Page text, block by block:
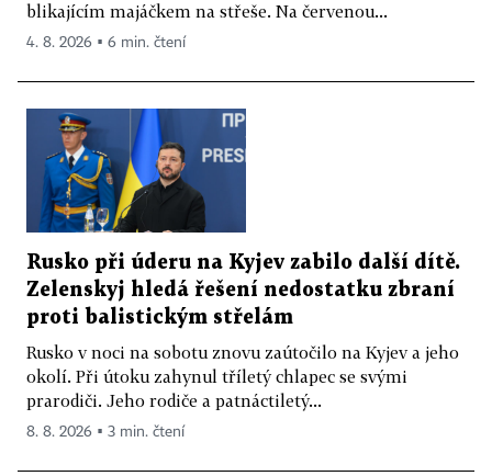
blikajícím majáčkem na střeše. Na červenou...
4. 8. 2026 ▪ 6 min. čtení
Rusko při úderu na Kyjev zabilo další dítě.
Zelenskyj hledá řešení nedostatku zbraní
proti balistickým střelám
Rusko v noci na sobotu znovu zaútočilo na Kyjev a jeho
okolí. Při útoku zahynul tříletý chlapec se svými
prarodiči. Jeho rodiče a patnáctiletý...
8. 8. 2026 ▪ 3 min. čtení